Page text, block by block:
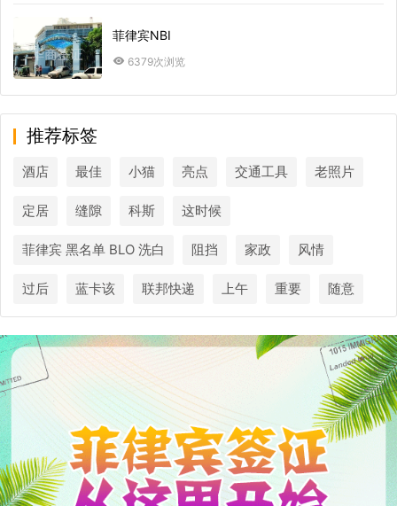
菲律宾NBI
6379次浏览
推荐标签
酒店 最佳 小猫 亮点 交通工具 老照片
定居 缝隙 科斯 这时候
菲律宾 黑名单 BLO 洗白 阻挡 家政 风情
过后 蓝卡该 联邦快递 上午 重要 随意